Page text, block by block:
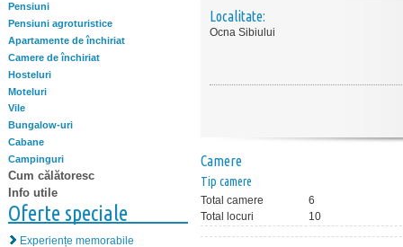
Pensiuni
Pensiuni agroturistice
Apartamente de închiriat
Camere de închiriat
Hosteluri
Moteluri
Vile
Bungalow-uri
Cabane
Campinguri
Cum călătoresc
Info utile
Oferte speciale
Experiențe memorabile
Localitate:
Ocna Sibiului
Camere
Tip camere
Total camere
6
Total locuri
10